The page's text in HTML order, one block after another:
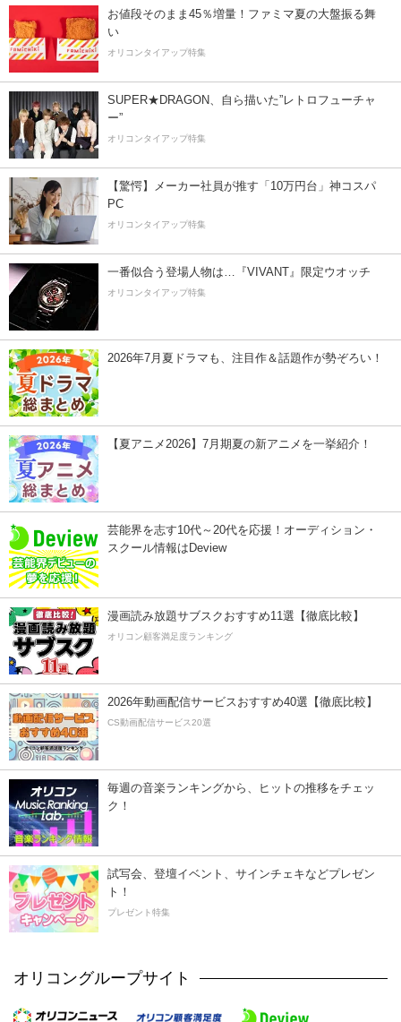
お値段そのまま45％増量！ファミマ夏の大盤振る舞
い
オリコンタイアップ特集
SUPER★DRAGON、自ら描いた”レトロフューチャ
ー”
オリコンタイアップ特集
【驚愕】メーカー社員が推す「10万円台」神コスパ
PC
オリコンタイアップ特集
一番似合う登場人物は…『VIVANT』限定ウオッチ
オリコンタイアップ特集
2026年7月夏ドラマも、注目作＆話題作が勢ぞろい！
【夏アニメ2026】7月期夏の新アニメを一挙紹介！
芸能界を志す10代～20代を応援！オーディション・
スクール情報はDeview
漫画読み放題サブスクおすすめ11選【徹底比較】
オリコン顧客満足度ランキング
2026年動画配信サービスおすすめ40選【徹底比較】
CS動画配信サービス20選
毎週の音楽ランキングから、ヒットの推移をチェッ
ク！
試写会、登壇イベント、サインチェキなどプレゼン
ト！
プレゼント特集
オリコングループサイト